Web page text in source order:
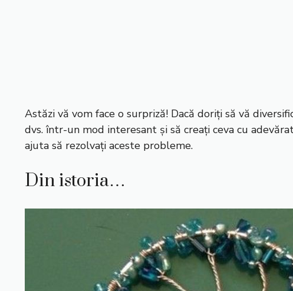
Astăzi vă vom face o surpriză! Dacă doriți să vă
dvs. într-un mod interesant și să creați ceva cu
ajuta să rezolvați aceste probleme.
Din istoria…